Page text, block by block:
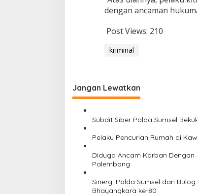
e
a
g
dengan ancaman
Post Views: 210
kriminal
Jangan Lewatkan
Subdit Siber Polda Sumsel
Pelaku Pencurian Rumah di
Diduga Ancam Korban
Palembang
Sinergi Polda Sumsel dan
Bhayangkara ke-80